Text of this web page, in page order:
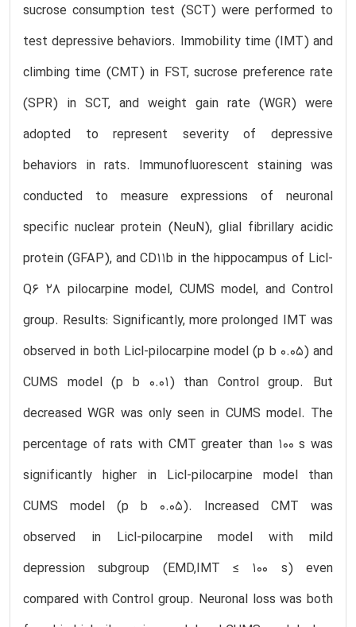
sucrose consumption test (SCT) were performed to
test depressive behaviors. Immobility time (IMT) and
climbing time (CMT) in FST, sucrose preference rate
(SPR) in SCT, and weight gain rate (WGR) were
adopted to represent severity of depressive
behaviors in rats. Immunofluorescent staining was
conducted to measure expressions of neuronal
specific nuclear protein (NeuN), glial fibrillary acidic
protein (GFAP), and CD11b in the hippocampus of Licl-
Q6 28 pilocarpine model, CUMS model, and Control
group. Results: Significantly, more prolonged IMT was
observed in both Licl-pilocarpine model (p b 0.05) and
CUMS model (p b 0.01) than Control group. But
decreased WGR was only seen in CUMS model. The
percentage of rats with CMT greater than 100 s was
significantly higher in Licl-pilocarpine model than
CUMS model (p b 0.05). Increased CMT was
observed in Licl-pilocarpine model with mild
depression subgroup (EMD,IMT ≤ 100 s) even
compared with Control group. Neuronal loss was both